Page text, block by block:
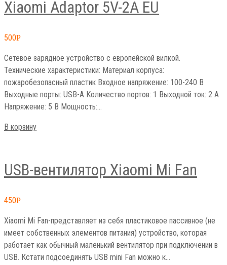
Xiaomi Adaptor 5V-2A EU
500Р
Сетевое зарядное устройство с европейской вилкой.
Технические характеристики: Материал корпуса:
пожаробезопасный пластик Входное напряжение: 100-240 В
Выходные порты: USB-A Количество портов: 1 Выходной ток: 2 А
Напряжение: 5 В Мощность:…
В корзину
USB-вентилятор Xiaomi Mi Fan
450Р
Xiaomi Mi Fan-представляет из себя пластиковое пассивное (не
имеет собственных элементов питания) устройство, которая
работает как обычный маленький вентилятор при подключении в
USB. Кстати подсоединять USB mini Fan можно к…